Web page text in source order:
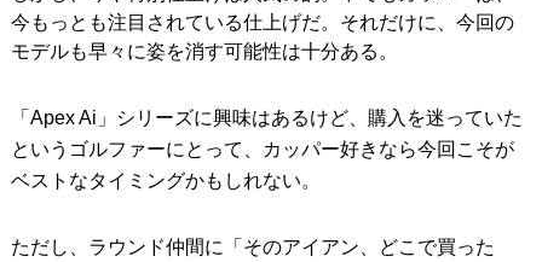
今もっとも注目されている仕上げだ。それだけに、今回の
モデルも早々に姿を消す可能性は十分ある。
「Apex Ai」シリーズに興味はあるけど、購入を迷っていた
というゴルファーにとって、カッパー好きなら今回こそが
ベストなタイミングかもしれない。
ただし、ラウンド仲間に「そのアイアン、どこで買った